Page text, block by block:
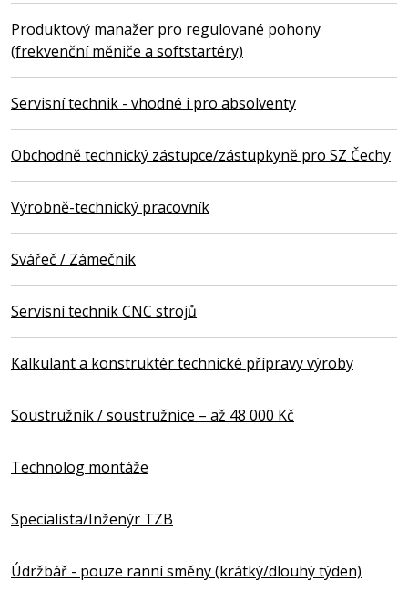
Produktový manažer pro regulované pohony
(frekvenční měniče a softstartéry)
Servisní technik - vhodné i pro absolventy
Obchodně technický zástupce/zástupkyně pro SZ Čechy
Výrobně-technický pracovník
Svářeč / Zámečník
Servisní technik CNC strojů
Kalkulant a konstruktér technické přípravy výroby
Soustružník / soustružnice – až 48 000 Kč
Technolog montáže
Specialista/Inženýr TZB
Údržbář - pouze ranní směny (krátký/dlouhý týden)